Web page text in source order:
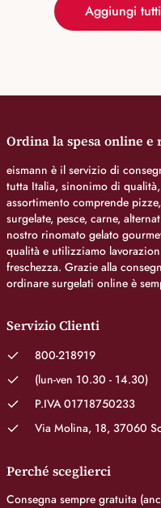
Aggiungi
Ordina la spesa online e
eismann è il servizio di
tutta Italia, sinonimo di
assortimento comprende
surgelate, pesce, carne,
nostro rinomato gelato
qualità e utilizziamo
freschezza. Grazie alla
ordinare surgelati online è
Servizio Clienti
800-218919
(lun-ven 10.30 - 14.30)
P.IVA 01718750233
Via Molina, 18, 37060
Perché sceglierci
Consegna sempre gratuita